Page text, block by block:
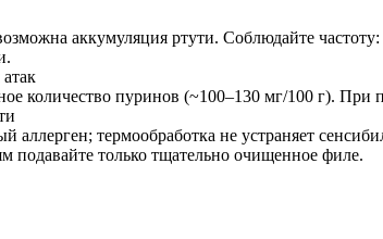
аккумуляция ртути. Соблюдайте
количество пуринов (~100–130 мг/100 г).
аллерген; термообработка не устраняет
подавайте только тщательно очищенное филе.